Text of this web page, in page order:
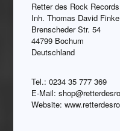
Retter des Rock Records
Inh. Thomas David Finke
Brenscheder Str. 54
44799 Bochum
Deutschland
Tel.: 0234 35 777 369
E-Mail:
Website: